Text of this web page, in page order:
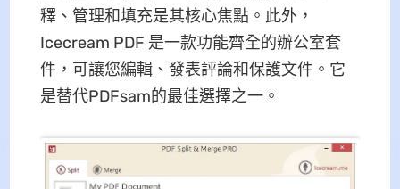
釋、管理和填充是其核心焦點。此外，
Icecream PDF 是一款功能齊全的辦公室套
件，可讓您編輯、發表評論和保護文件。它
是替代PDFsam的最佳選擇之一。